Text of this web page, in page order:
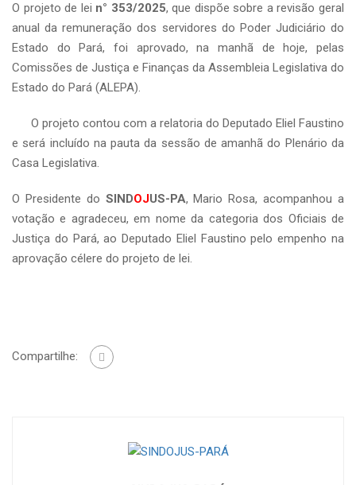
O projeto de lei n° 353/2025, que dispõe sobre a revisão geral
anual da remuneração dos servidores do Poder Judiciário do
Estado do Pará, foi aprovado, na manhã de hoje, pelas
Comissões de Justiça e Finanças da Assembleia Legislativa do
Estado do Pará (ALEPA).
O projeto contou com a relatoria do Deputado Eliel Faustino
e será incluído na pauta da sessão de amanhã do Plenário da
Casa Legislativa.
O Presidente do SINDOJUS-PA, Mario Rosa, acompanhou a
votação e agradeceu, em nome da categoria dos Oficiais de
Justiça do Pará, ao Deputado Eliel Faustino pelo empenho na
aprovação célere do projeto de lei.
Compartilhe: